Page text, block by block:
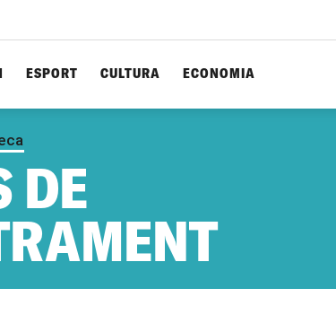
ESPORT CULTURA ECONOMIA
DE